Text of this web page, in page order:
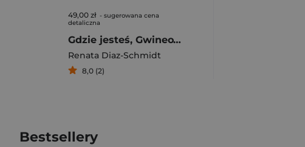
49,00 zł - sugerowana cena
detaliczna
Gdzie jesteś, Gwineo? Próby kształtowania tożsamości narodowej w twórczości pisarzy z Gwinei Równikowej
Renata Diaz-Schmidt
8,0 (2)
Bestsellery